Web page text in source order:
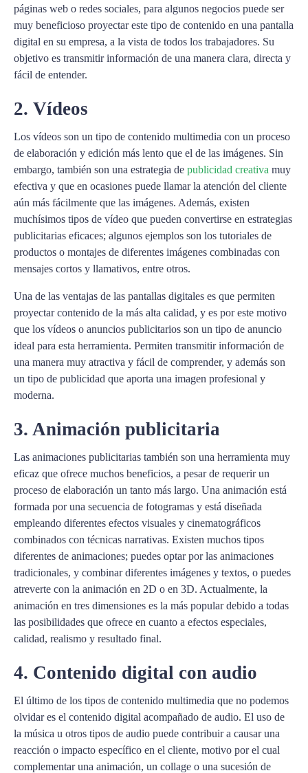
páginas web o redes sociales, para algunos negocios puede ser
muy beneficioso proyectar este tipo de contenido en una pantalla
digital en su empresa, a la vista de todos los trabajadores. Su
objetivo es transmitir información de una manera clara, directa y
fácil de entender.
2. Vídeos
Los vídeos son un tipo de contenido multimedia con un proceso
de elaboración y edición más lento que el de las imágenes. Sin
embargo, también son una estrategia de publicidad creativa muy
efectiva y que en ocasiones puede llamar la atención del cliente
aún más fácilmente que las imágenes. Además, existen
muchísimos tipos de vídeo que pueden convertirse en estrategias
publicitarias eficaces; algunos ejemplos son los tutoriales de
productos o montajes de diferentes imágenes combinadas con
mensajes cortos y llamativos, entre otros.
Una de las ventajas de las pantallas digitales es que permiten
proyectar contenido de la más alta calidad, y es por este motivo
que los vídeos o anuncios publicitarios son un tipo de anuncio
ideal para esta herramienta. Permiten transmitir información de
una manera muy atractiva y fácil de comprender, y además son
un tipo de publicidad que aporta una imagen profesional y
moderna.
3. Animación publicitaria
Las animaciones publicitarias también son una herramienta muy
eficaz que ofrece muchos beneficios, a pesar de requerir un
proceso de elaboración un tanto más largo. Una animación está
formada por una secuencia de fotogramas y está diseñada
empleando diferentes efectos visuales y cinematográficos
combinados con técnicas narrativas. Existen muchos tipos
diferentes de animaciones; puedes optar por las animaciones
tradicionales, y combinar diferentes imágenes y textos, o puedes
atreverte con la animación en 2D o en 3D. Actualmente, la
animación en tres dimensiones es la más popular debido a todas
las posibilidades que ofrece en cuanto a efectos especiales,
calidad, realismo y resultado final.
4. Contenido digital con audio
El último de los tipos de contenido multimedia que no podemos
olvidar es el contenido digital acompañado de audio. El uso de
la música u otros tipos de audio puede contribuir a causar una
reacción o impacto específico en el cliente, motivo por el cual
complementar una animación, un collage o una sucesión de